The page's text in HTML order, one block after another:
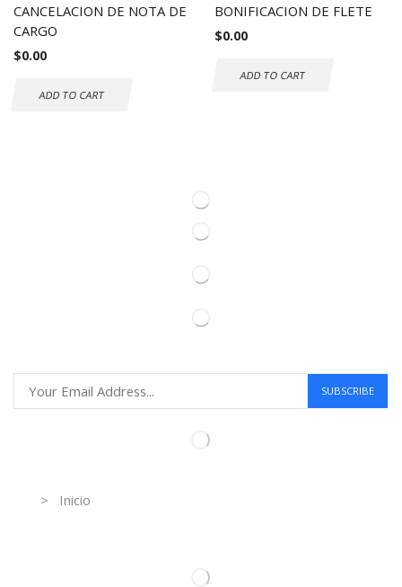
CANCELACION DE NOTA DE
CARGO
$0.00
ADD TO CART
BONIFICACION DE FLETE
$0.00
ADD TO CART
> Inicio